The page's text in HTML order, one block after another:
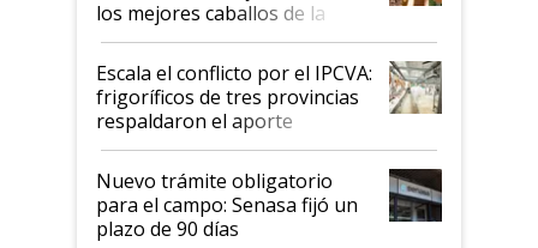
los mejores caballos de la
Argentina y los mitos que
todavía hacen sufrir a estos
animales: "Mientras me
descalificaban, yo seguí
haciendo currículum"
Escala el conflicto por el IPCVA:
frigoríficos de tres provincias
respaldaron el aporte
obligatorio
Nuevo trámite obligatorio
para el campo: Senasa fijó un
plazo de 90 días